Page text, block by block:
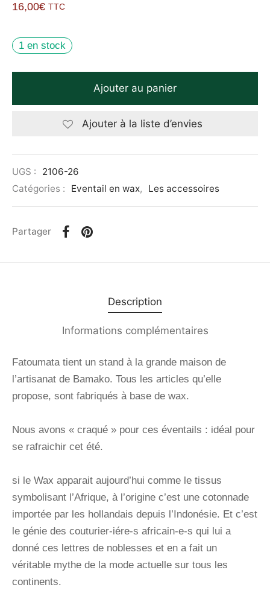
16,00€ TTC
1 en stock
Ajouter au panier
Ajouter à la liste d’envies
UGS :
2106-26
Catégories :
Eventail en wax, Les accessoires
Partager
Description
Informations complémentaires
Fatoumata tient un stand à la grande maison de
l’artisanat de Bamako. Tous les articles qu’elle
propose, sont fabriqués à base de wax.
Nous avons « craqué » pour ces éventails : idéal pour
se rafraichir cet été.
si le Wax apparait aujourd’hui comme le tissus
symbolisant l’Afrique, à l’origine c’est une cotonnade
importée par les hollandais depuis l’Indonésie. Et c’est
le génie des couturier-iére-s africain-e-s qui lui a
donné ces lettres de noblesses et en a fait un
véritable mythe de la mode actuelle sur tous les
continents.